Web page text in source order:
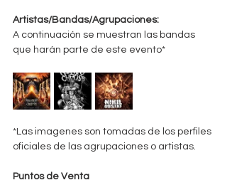
Artistas/Bandas/Agrupaciones:
A continuación se muestran las bandas
que harán parte de este evento*
*Las imagenes son tomadas de los perfiles
oficiales de las agrupaciones o artistas.
Puntos de Venta